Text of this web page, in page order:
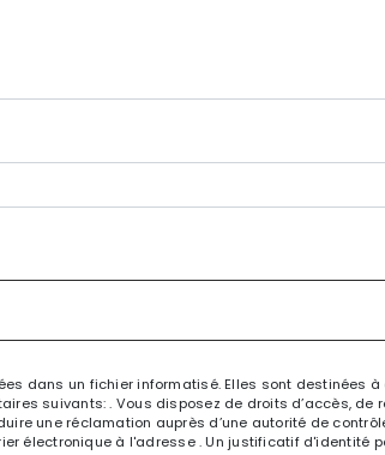
dans un fichier informatisé. Elles sont destinées
suivants: . Vous disposez de droits d’accès, de
une réclamation auprès d’une autorité de
électronique à l'adresse . Un justificatif d'identité